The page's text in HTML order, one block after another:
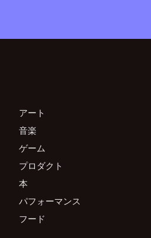
アート
音楽
ゲーム
プロダクト
本
パフォーマンス
フード